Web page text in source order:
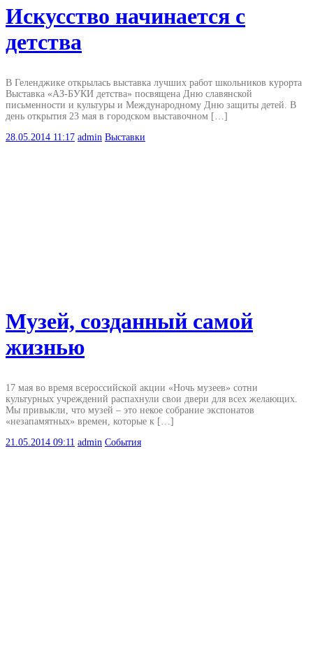
Искусство начинается с
детства
В Геленджике открылась выставка лучших работ школьников курорта
Выставка «АЗ-БУКИ детства» посвящена Дню славянской
письменности и культуры и Международному Дню защиты детей. В
день открытия 23 мая в городском выставочном […]
28.05.2014 11:17 admin Выставки
Музей, созданный самой
жизнью
17 мая во время всероссийской акции «Ночь музеев» сотни
культурных учреждений распахнули свои двери для всех желающих.
Мы привыкли, что музей – это некое собрание экспонатов
«незапамятных» времен, которые к […]
21.05.2014 09:11 admin События